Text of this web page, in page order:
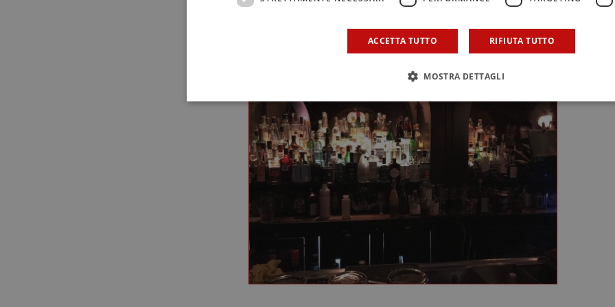
è ampia, dai più conosciuti e battuti a quelli di nicchia, in cui ogni
sorpresa, passando attraverso secret bar dall’accesso misterioso.
ACCETTA TUTTO RIFIUTA TUTTO
MOSTRA DETTAGLI